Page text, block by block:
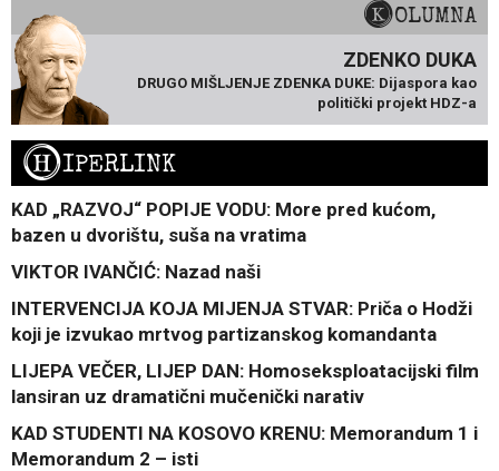
KOLUMNA
ZDENKO DUKA
DRUGO MIŠLJENJE ZDENKA DUKE: Dijaspora kao
politički projekt HDZ-a
HIPERLINK
KAD „RAZVOJ“ POPIJE VODU: More pred kućom,
bazen u dvorištu, suša na vratima
VIKTOR IVANČIĆ: Nazad naši
INTERVENCIJA KOJA MIJENJA STVAR: Priča o Hodži
koji je izvukao mrtvog partizanskog komandanta
LIJEPA VEČER, LIJEP DAN: Homoseksploatacijski film
lansiran uz dramatični mučenički narativ
KAD STUDENTI NA KOSOVO KRENU: Memorandum 1 i
Memorandum 2 – isti